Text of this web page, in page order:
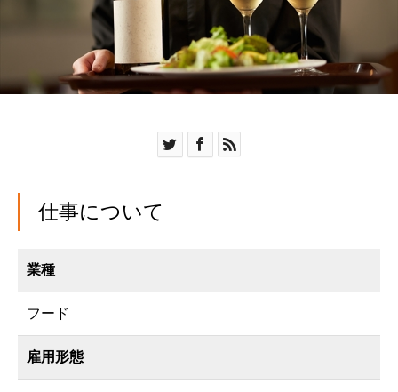
仕事について
業種
フード
雇用形態